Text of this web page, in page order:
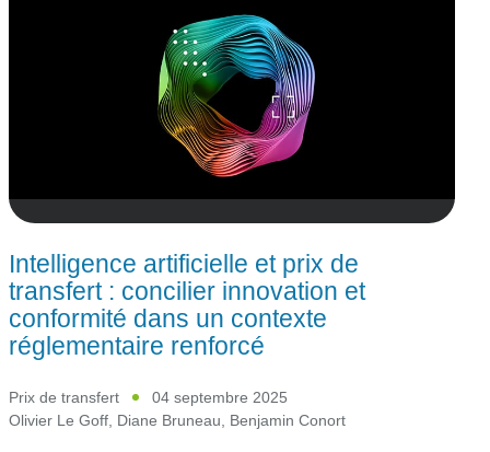
Intelligence artificielle et prix de
transfert : concilier innovation et
conformité dans un contexte
réglementaire renforcé
Prix de transfert
04 septembre 2025
Olivier Le Goff Diane Bruneau Benjamin Conort